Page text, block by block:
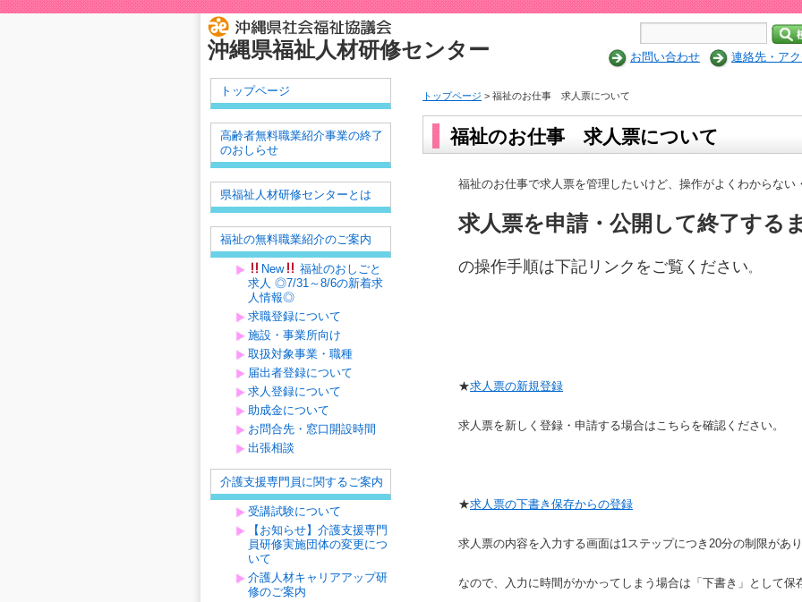
沖縄県福祉人材研修センター
お問い合わせ
連絡先・ア
トップページ > 福祉のお仕事 求人票について
福祉のお仕事 求人票について
福祉のお仕事で求人票を管理したいけど、操作がよくわからない
求人票を申請・公開して終了する
の操作手順は下記リンクをご覧ください。
★求人票の新規登録
求人票を新しく登録・申請する場合はこちらを確認ください。
★求人票の下書き保存からの登録
求人票の内容を入力する画面は1ステップにつき20分の制限があり
なので、入力に時間がかかってしまう場合は「下書き」として保
トップページ
高齢者無料職業紹介事業の終了
のおしらせ
県福祉人材研修センターとは
福祉の無料職業紹介のご案内
New
福祉のおしごと
求人 ◎7/31～8/6の新着求
人情報◎
求職登録について
施設・事業所向け
取扱対象事業・職種
届出者登録について
求人登録について
助成金について
お問合先・窓口開設時間
出張相談
介護支援専門員に関するご案内
受講試験について
【お知らせ】介護支援専門
員研修実施団体の変更につ
いて
介護人材キャリアアップ研
修のご案内